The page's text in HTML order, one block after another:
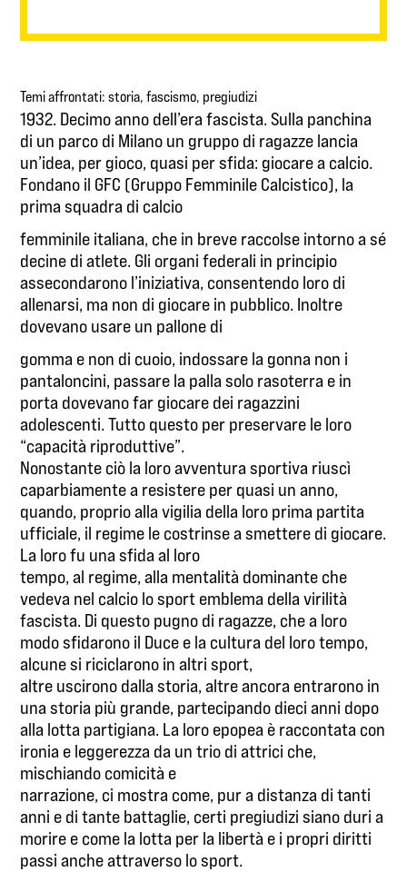
Temi affrontati: storia, fascismo, pregiudizi
1932. Decimo anno dell’era fascista. Sulla panchina
di un parco di Milano un gruppo di ragazze lancia
un’idea, per gioco, quasi per sfida: giocare a calcio.
Fondano il GFC (Gruppo Femminile Calcistico), la
prima squadra di calcio
femminile italiana, che in breve raccolse intorno a sé
decine di atlete. Gli organi federali in principio
assecondarono l’iniziativa, consentendo loro di
allenarsi, ma non di giocare in pubblico. Inoltre
dovevano usare un pallone di
gomma e non di cuoio, indossare la gonna non i
pantaloncini, passare la palla solo rasoterra e in
porta dovevano far giocare dei ragazzini
adolescenti. Tutto questo per preservare le loro
“capacità riproduttive”.
Nonostante ciò la loro avventura sportiva riuscì
caparbiamente a resistere per quasi un anno,
quando, proprio alla vigilia della loro prima partita
ufficiale, il regime le costrinse a smettere di giocare.
La loro fu una sfida al loro
tempo, al regime, alla mentalità dominante che
vedeva nel calcio lo sport emblema della virilità
fascista. Di questo pugno di ragazze, che a loro
modo sfidarono il Duce e la cultura del loro tempo,
alcune si riciclarono in altri sport,
altre uscirono dalla storia, altre ancora entrarono in
una storia più grande, partecipando dieci anni dopo
alla lotta partigiana. La loro epopea è raccontata con
ironia e leggerezza da un trio di attrici che,
mischiando comicità e
narrazione, ci mostra come, pur a distanza di tanti
anni e di tante battaglie, certi pregiudizi siano duri a
morire e come la lotta per la libertà e i propri diritti
passi anche attraverso lo sport.